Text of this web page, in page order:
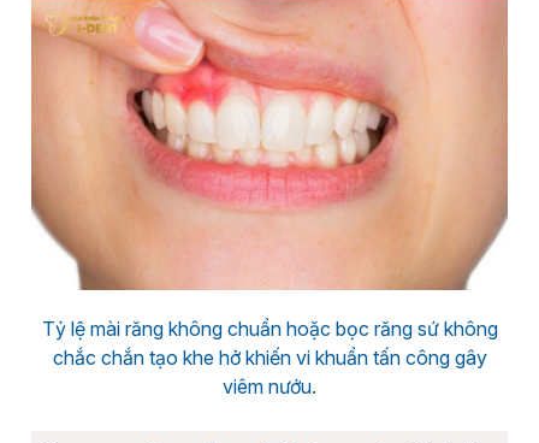
Tỷ lệ mài răng không chuẩn hoặc bọc răng sứ không
chắc chắn tạo khe hở khiến vi khuẩn tấn công gây
viêm nướu.